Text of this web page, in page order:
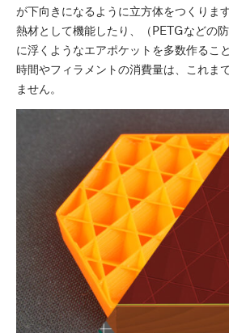
が下向きになるように立方体をつくりま
熱材として機能したり、（PETGなどの
に浮くようなエアポケットを多数作るこ
時間やフィラメントの消費量は、これま
ません。